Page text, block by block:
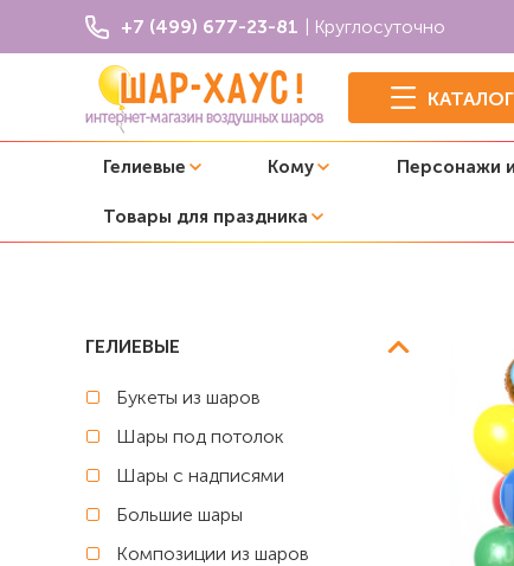
+7 (499) 677-23-81 | Круглосуточно
КАТАЛОГ
Гелиевые Кому Персонажи
Товары для праздника
Три кота Композиция из шаров "Три кота
ГЕЛИЕВЫЕ
Букеты из шаров
Шары под потолок
Шары с надписями
Большие шары
Композиции из шаров